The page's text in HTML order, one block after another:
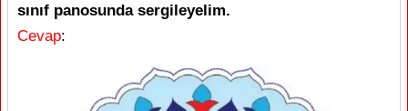
sınıf panosunda sergileyelim.
Cevap: